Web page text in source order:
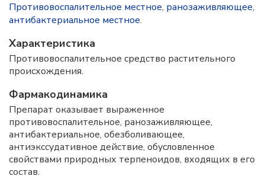
Противовоспалительное местное, ранозаживляющее,
антибактериальное местное.
Характеристика
Противовоспалительное средство растительного
происхождения.
Фармакодинамика
Препарат оказывает выраженное
противовоспалительное, ранозаживляющее,
антибактериальное, обезболивающее,
антиэкссудативное действие, обусловленное
свойствами природных терпеноидов, входящих в его
состав.